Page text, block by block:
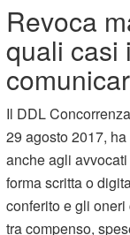
Revoca
quali casi
Il DDL
29 agosto 2017,
anche agli
forma scritta o
conferito e gli
tra compenso,